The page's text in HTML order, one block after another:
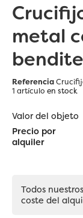
metal
Referencia
1 artículo en stock
Valor del objeto
Precio por
alquiler
Todos
coste del